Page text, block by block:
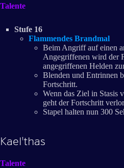
Talente
Stufe 16
Flammendes Brandmal
Beim Angriff auf einen
Angegriffenen wird der
angegriffenen Helden
Blenden und Entrinnen
Fortschritt.
Wenn das Ziel in Stasis
geht der Fortschritt
Stapel halten nun 300
Kael'thas
Talente